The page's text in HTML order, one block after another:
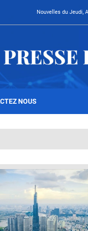
Nouvelles du Jeudi,
NOUS